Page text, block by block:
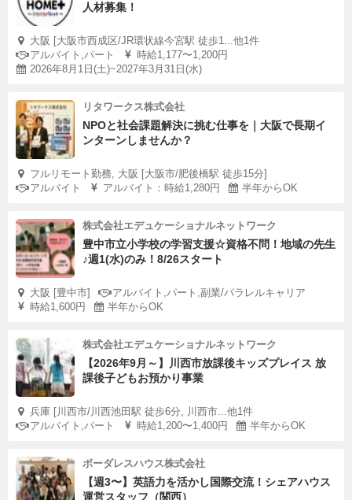
人材募集！
大阪 [大阪市西成区/JR環状線今宮駅 徒歩1...他1件
アルバイト,パート
時給1,177〜1,200円
2026年8月1日(土)~2027年3月31日(水)
リタワークス株式会社
NPOと社会課題解決に挑む仕事を｜大阪で長期イ
ンターンしませんか？
フルリモート勤務, 大阪 [大阪市/肥後橋駅 徒歩15分]
アルバイト
アルバイト：時給1,280円 半年からOK
株式会社エデュケーショナルネットワーク
豊中市立小学校の学習支援☆資格不問！地域の先生
♪週1(水)のみ！8/26スタート
大阪 [豊中市]
アルバイト,パート,副業/パラレルキャリア
時給1,600円
半年からOK
株式会社エデュケーショナルネットワーク
【2026年9月～】川西市放課後キッズプレイス 放
課後子どもお預かり事業
兵庫 [川西市/川西池田駅 徒歩6分, 川西市...他1件
アルバイト,パート
時給1,200〜1,400円 半年からOK
ボーダレスハウス株式会社
【週3〜】英語力を活かし国際交流！シェアハウス
運営スタッフ（関西）